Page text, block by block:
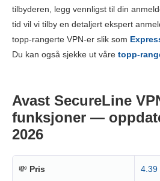
Installasjon og apper 6.6
Pålitelighet og støtte 5.0
tilbyderen, legg vennligst til din
tid vil vi tilby en detaljert ekspert
topp-rangerte VPN-er slik som
Du kan også sjekke ut våre topp-
Avast SecureLine
funksjoner —
2026
💸 Pris 4.39